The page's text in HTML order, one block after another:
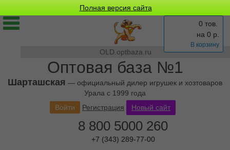
Полная версия сайта
OLD.optbaza.ru
Оптовая база №1
Шарташская — официальный дилер игрушек и хозтоваров
Урала с 1999 года
0 тов.
на 0 р.
В корзину
Войти Регистрация Новый сайт
8 800 5000 260
+7 (343) 289-77-00